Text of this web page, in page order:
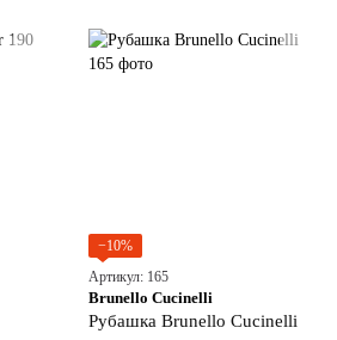
−10%
Артикул: 165
Brunello Cucinelli
Рубашка Brunello Cucinelli